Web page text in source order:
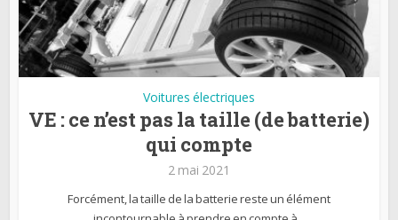
Voitures électriques
VE : ce n’est pas la taille (de batterie)
qui compte
2 mai 2021
Forcément, la taille de la batterie reste un élément